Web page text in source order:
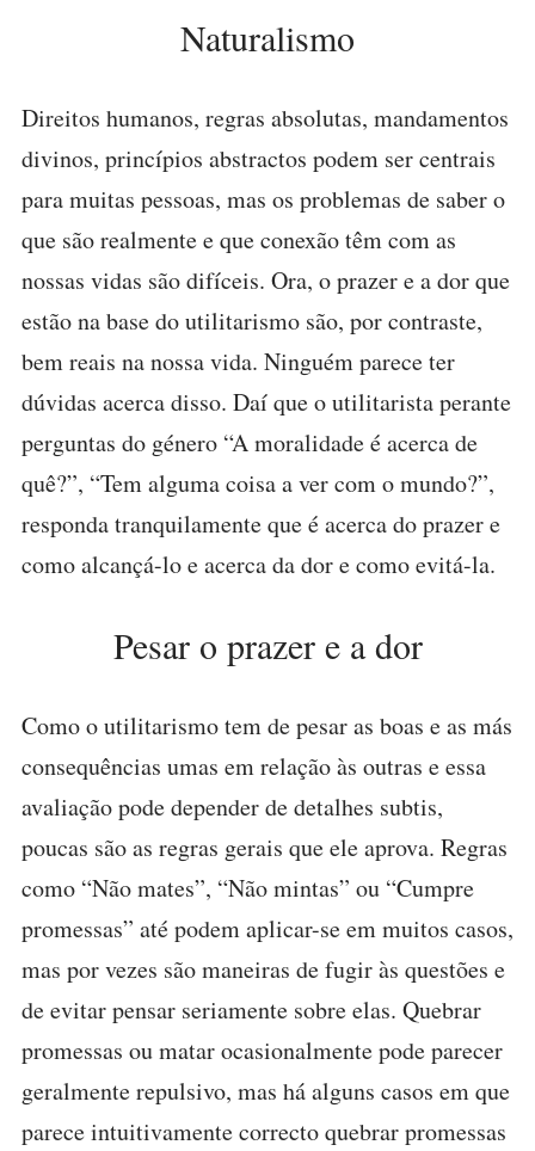
Naturalismo
Direitos humanos, regras absolutas, mandamentos
divinos, princípios abstractos podem ser centrais
para muitas pessoas, mas os problemas de saber o
que são realmente e que conexão têm com as
nossas vidas são difíceis. Ora, o prazer e a dor que
estão na base do utilitarismo são, por contraste,
bem reais na nossa vida. Ninguém parece ter
dúvidas acerca disso. Daí que o utilitarista perante
perguntas do género “A moralidade é acerca de
quê?”, “Tem alguma coisa a ver com o mundo?”,
responda tranquilamente que é acerca do prazer e
como alcançá-lo e acerca da dor e como evitá-la.
Pesar o prazer e a dor
Como o utilitarismo tem de pesar as boas e as más
consequências umas em relação às outras e essa
avaliação pode depender de detalhes subtis,
poucas são as regras gerais que ele aprova. Regras
como “Não mates”, “Não mintas” ou “Cumpre
promessas” até podem aplicar-se em muitos casos,
mas por vezes são maneiras de fugir às questões e
de evitar pensar seriamente sobre elas. Quebrar
promessas ou matar ocasionalmente pode parecer
geralmente repulsivo, mas há alguns casos em que
parece intuitivamente correcto quebrar promessas